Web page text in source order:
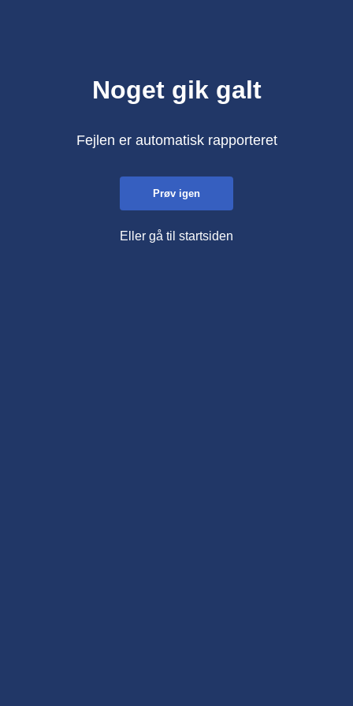
Noget gik galt
Fejlen er automatisk rapporteret
Prøv igen
Eller gå til startsiden